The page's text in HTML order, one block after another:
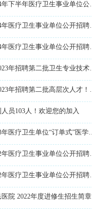
医疗卫生事业单位公开招聘卫生专业技术人员公告
卫生事业单位公开招聘高层次人才公告（全年）
卫生事业单位公开招聘卫生专业技术人员公告
聘第二批卫生专业技术人员！事业编制
招聘第二批高层次人才！欢迎您加入
员103人！欢迎您的加入
疗卫生单位“订单式”医学人才培养公告
卫生事业单位公开招聘卫生专业技术人员公告
卫生事业单位公开招聘高层次人才公告（全年）
院 2022年度进修生招生简章